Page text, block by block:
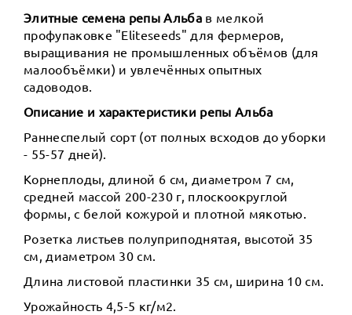
Элитные семена репы Альба в мелкой
профупаковке "Eliteseeds" для фермеров,
выращивания не промышленных объёмов (для
малообъёмки) и увлечённых опытных
садоводов.
Описание и характеристики репы Альба
Раннеспелый сорт (от полных всходов до уборки
- 55-57 дней).
Корнеплоды, длиной 6 см, диаметром 7 см,
средней массой 200-230 г, плоскоокруглой
формы, с белой кожурой и плотной мякотью.
Розетка листьев полуприподнятая, высотой 35
см, диаметром 30 см.
Длина листовой пластинки 35 см, ширина 10 см.
Урожайность 4,5-5 кг/м2.